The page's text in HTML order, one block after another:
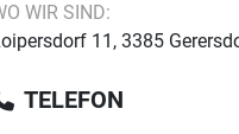
WO WIR SIND:
11, 3385
TELEFON